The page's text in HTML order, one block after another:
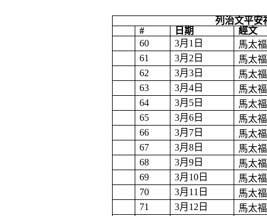
列治文平安
#
日期
經文
60
3月 1 日
馬太
61
3月 2 日
馬太
62
3月3 日
馬太
63
3月4 日
馬太
64
3月 5 日
馬太
65
3月6 日
馬太
66
3月 7 日
馬太
67
3月8 日
馬太
68
3月9 日
馬太
69
3月 10 日
馬太
70
3月 11 日
馬太
71
3月 12 日
馬太